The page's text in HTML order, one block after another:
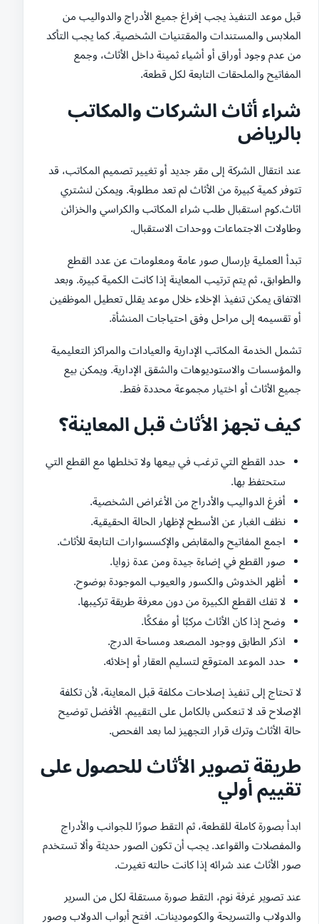
قبل موعد التنفيذ يجب إفراغ جميع الأدراج والدواليب من
الملابس والمستندات والمقتنيات الشخصية. كما يجب التأكد
من عدم وجود أوراق أو أشياء ثمينة داخل الأثاث، وجمع
المفاتيح والملحقات التابعة لكل قطعة.
شراء أثاث الشركات والمكاتب
بالرياض
عند انتقال الشركة إلى مقر جديد أو تغيير تصميم المكاتب، قد
تتوفر كمية كبيرة من الأثاث لم تعد مطلوبة. ويمكن لنشتري
اثاث.كوم استقبال طلب شراء المكاتب والكراسي والخزائن
وطاولات الاجتماعات ووحدات الاستقبال.
تبدأ العملية بإرسال صور عامة ومعلومات عن عدد القطع
والطوابق، ثم يتم ترتيب المعاينة إذا كانت الكمية كبيرة. وبعد
الاتفاق يمكن تنفيذ الإخلاء خلال موعد يقلل تعطيل الموظفين
أو تقسيمه إلى مراحل وفق احتياجات المنشأة.
تشمل الخدمة المكاتب الإدارية والعيادات والمراكز التعليمية
والمؤسسات والاستوديوهات والشقق الإدارية. ويمكن بيع
جميع الأثاث أو اختيار مجموعة محددة فقط.
كيف تجهز الأثاث قبل المعاينة؟
حدد القطع التي ترغب في بيعها ولا تخلطها مع القطع التي
ستحتفظ بها.
أفرغ الدواليب والأدراج من الأغراض الشخصية.
نظف الغبار عن الأسطح لإظهار الحالة الحقيقية.
اجمع المفاتيح والمقابض والإكسسوارات التابعة للأثاث.
صور القطع في إضاءة جيدة ومن عدة زوايا.
أظهر الخدوش والكسور والعيوب الموجودة بوضوح.
لا تفك القطع الكبيرة من دون معرفة طريقة تركيبها.
وضح إذا كان الأثاث مركبًا أو مفككًا.
اذكر الطابق ووجود المصعد ومساحة الدرج.
حدد الموعد المتوقع لتسليم العقار أو إخلائه.
لا تحتاج إلى تنفيذ إصلاحات مكلفة قبل المعاينة، لأن تكلفة
الإصلاح قد لا تنعكس بالكامل على التقييم. الأفضل توضيح
حالة الأثاث وترك قرار التجهيز لما بعد الفحص.
طريقة تصوير الأثاث للحصول على
تقييم أولي
ابدأ بصورة كاملة للقطعة، ثم التقط صورًا للجوانب والأدراج
والمفصلات والقواعد. يجب أن تكون الصور حديثة وألا تستخدم
صور الأثاث عند شرائه إذا كانت حالته تغيرت.
عند تصوير غرفة نوم، التقط صورة مستقلة لكل من السرير
والدولاب والتسريحة والكومودينات. افتح أبواب الدولاب وصور